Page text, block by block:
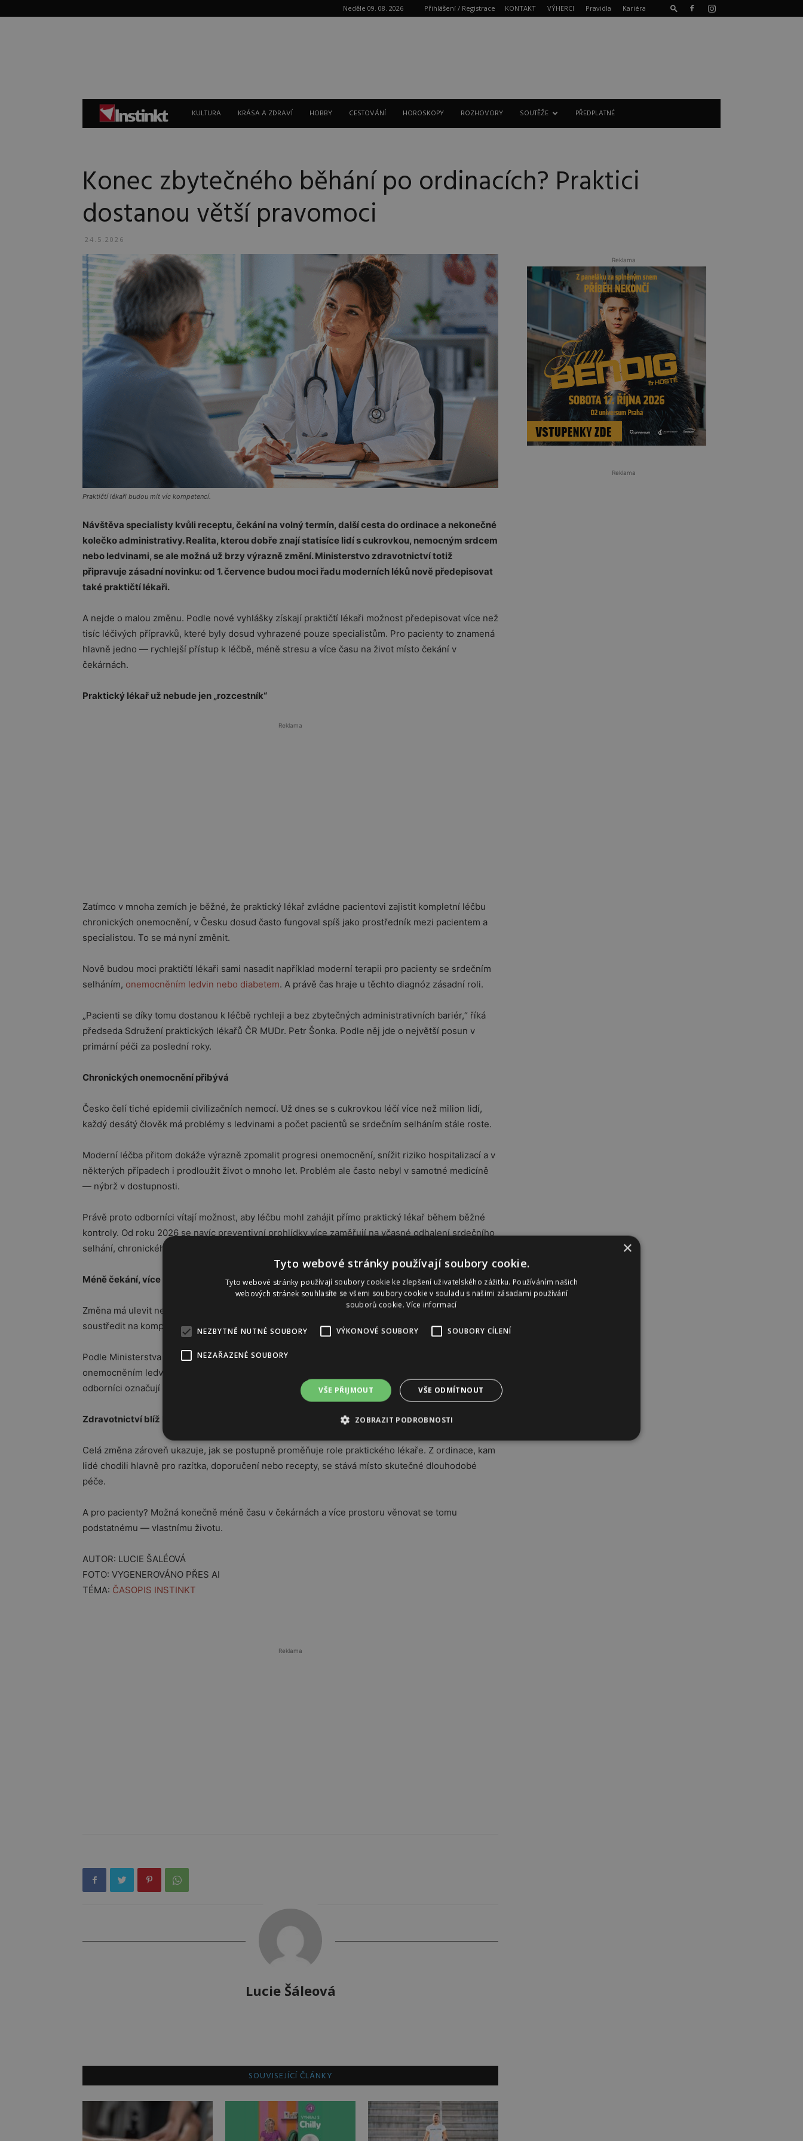
Neděle 09. 08. 2026 Přihlášení / Registrace KONTAKT VÝHERCI Pravidla Kariéra
Instinkt
KULTURA KRÁSA A ZDRAVÍ HOBBY CESTOVÁNÍ HOROSKOPY ROZHOVORY SOUTĚŽE PŘEDPLATNÉ
Konec zbytečného běhání po ordinacích? Praktici
dostanou větší pravomoci
24.5.2026
Praktičtí lékaři budou mít víc kompetencí.
Návštěva specialisty kvůli receptu, čekání na volný termín, další cesta do ordinace a nekonečné
kolečko administrativy. Realita, kterou dobře znají statisíce lidí s cukrovkou, nemocným srdcem
nebo ledvinami, se ale možná už brzy výrazně změní. Ministerstvo zdravotnictví totiž
připravuje zásadní novinku: od 1. července budou moci řadu moderních léků nově předepisovat
také praktičtí lékaři.
A nejde o malou změnu. Podle nové vyhlášky získají praktičtí lékaři možnost předepisovat více než
tisíc léčivých přípravků, které byly dosud vyhrazené pouze specialistům. Pro pacienty to znamená
hlavně jedno — rychlejší přístup k léčbě, méně stresu a více času na život místo čekání v
čekárnách.
Praktický lékař už nebude jen „rozcestník“
Reklama
Zatímco v mnoha zemích je běžné, že praktický lékař zvládne pacientovi zajistit kompletní léčbu
chronických onemocnění, v Česku dosud často fungoval spíš jako prostředník mezi pacientem a
specialistou. To se má nyní změnit.
Nově budou moci praktičtí lékaři sami nasadit například moderní terapii pro pacienty se srdečním
selháním, onemocněním ledvin nebo diabetem. A právě čas hraje u těchto diagnóz zásadní roli.
„Pacienti se díky tomu dostanou k léčbě rychleji a bez zbytečných administrativních bariér,“ říká
předseda Sdružení praktických lékařů ČR MUDr. Petr Šonka. Podle něj jde o největší posun v
primární péči za poslední roky.
Chronických onemocnění přibývá
Česko čelí tiché epidemii civilizačních nemocí. Už dnes se s cukrovkou léčí více než milion lidí,
každý desátý člověk má problémy s ledvinami a počet pacientů se srdečním selháním stále roste.
Moderní léčba přitom dokáže výrazně zpomalit progresi onemocnění, snížit riziko hospitalizací a v
některých případech i prodloužit život o mnoho let. Problém ale často nebyl v samotné medicíně
— nýbrž v dostupnosti.
Právě proto odborníci vítají možnost, aby léčbu mohl zahájit přímo praktický lékař během běžné
kontroly. Od roku 2026 se navíc preventivní prohlídky více zaměřují na včasné odhalení srdečního
selhání, chronického onemocnění ledvin nebo poruch metabolismu.
Méně čekání, více péče
Změna má ulevit nejen pacientům, ale také přetíženým specialistům. Ti se budou moci více
soustředit na komplikované případy místo rutinního předepisování léků stabilizovaným pacientům.
Podle Ministerstva zdravotnictví můževčasné nasazení moderní léčby
onemocněním ledvin oddálit nástup dialýzy až o 7 až 13 let. A právě to je jeden z důvodů, proč
odborníci označují připravovanou vyhlášku za historický krok.
Zdravotnictví blíž běžnému životu
Celá změna zároveň ukazuje, jak se postupně proměňuje role praktického lékaře. Z ordinace, kam
lidé chodili hlavně pro razítka, doporučení nebo recepty, se stává místo skutečné dlouhodobé
péče.
A pro pacienty? Možná konečně méně času v čekárnách a více prostoru věnovat se tomu
podstatnému — vlastnímu životu.
AUTOR: LUCIE ŠALÉOVÁ
FOTO: VYGENEROVÁNO PŘES AI
TÉMA: ČASOPIS INSTINKT
Reklama
Lucie Šáleová
SOUVISEJÍCÍ ČLÁNKY
Reklama
Reklama
×
Tyto webové stránky používají soubory cookie.
Tyto webové stránky používají soubory cookie ke zlepšení uživatelského zážitku. Používáním našich
webových stránek souhlasíte se všemi soubory cookie v souladu s našimi zásadami používání
souborů cookie.Více informací
NEZBYTNĚ NUTNÉ SOUBORY VÝKONOVÉ SOUBORY SOUBORY CÍLENÍ
NEZAŘAZENÉ SOUBORY
VŠE PŘIJMOUT VŠE ODMÍTNOUT
ZOBRAZIT PODROBNOSTI